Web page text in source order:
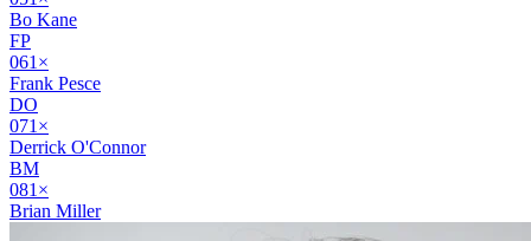
Bo Kane
FP
061 ×
Frank Pesce
DO
071 ×
Derrick O'Connor
BM
081 ×
Brian Miller